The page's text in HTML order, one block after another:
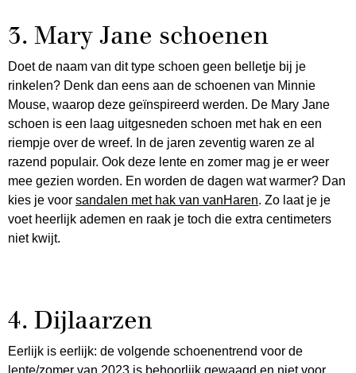
3. Mary Jane schoenen
Doet de naam van dit type schoen geen belletje bij je
rinkelen? Denk dan eens aan de schoenen van Minnie
Mouse, waarop deze geïnspireerd werden. De Mary Jane
schoen is een laag uitgesneden schoen met hak en een
riempje over de wreef. In de jaren zeventig waren ze al
razend populair. Ook deze lente en zomer mag je er weer
mee gezien worden. En worden de dagen wat warmer? Dan
kies je voor sandalen met hak van vanHaren. Zo laat je je
voet heerlijk ademen en raak je toch die extra centimeters
niet kwijt.
4. Dijlaarzen
Eerlijk is eerlijk: de volgende schoenentrend voor de
lente/zomer van 2023 is behoorlijk gewaagd en niet voor